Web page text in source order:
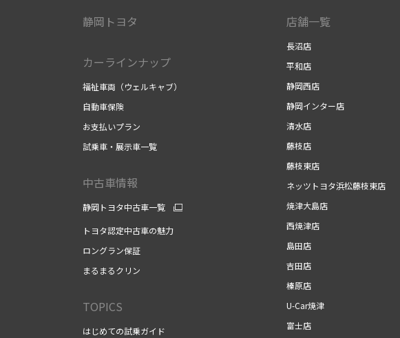
静岡トヨタ
カーラインナップ
福祉車両（ウェルキャブ）
自動車保険
お支払いプラン
試乗車・展示車一覧
中古車情報
静岡トヨタ中古車一覧
トヨタ認定中古車の魅力
ロングラン保証
まるまるクリン
TOPICS
はじめての試乗ガイド
店舗一覧
長沼店
平和店
静岡西店
静岡インター店
清水店
藤枝店
藤枝東店
ネッツトヨタ浜松藤枝東店
焼津大島店
西焼津店
島田店
吉田店
榛原店
U-Car焼津
富士店